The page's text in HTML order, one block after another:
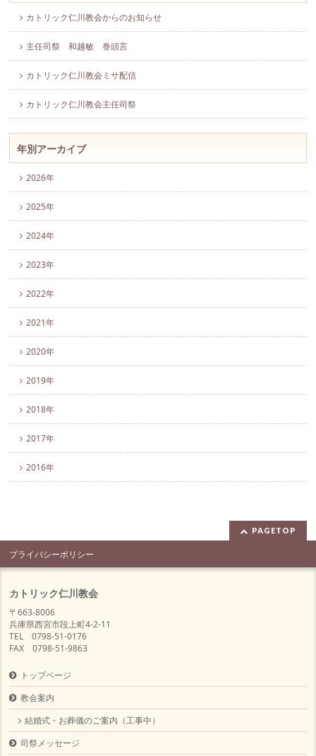
カトリック仁川教会からのお知らせ
主任司祭 和越敏 巻頭言
カトリック仁川教会ミサ配信
カトリック仁川教会主任司祭
年別アーカイブ
2026年
2025年
2024年
2023年
2022年
2021年
2020年
2019年
2018年
2017年
2016年
PAGETOP
プライバシーポリシー
カトリック仁川教会
〒663-8006
兵庫県西宮市段上町4-2-11
TEL 0798-51-0176
FAX 0798-51-9863
トップページ
教会案内
結婚式・お葬儀のご案内（工事中）
司祭メッセージ